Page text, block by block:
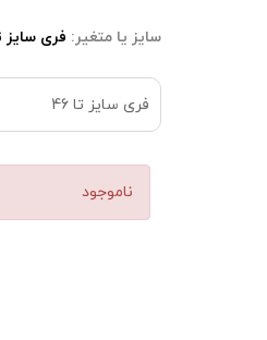
سایز یا متغیر: فری سایز تا
فری سایز تا 46
ناموجود